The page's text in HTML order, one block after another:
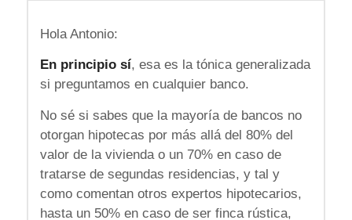
Hola Antonio:
En principio sí, esa es la tónica generalizada
si preguntamos en cualquier banco.
No sé si sabes que la mayoría de bancos no
otorgan hipotecas por más allá del 80% del
valor de la vivienda o un 70% en caso de
tratarse de segundas residencias, y tal y
como comentan otros expertos hipotecarios,
hasta un 50% en caso de ser finca rústica,